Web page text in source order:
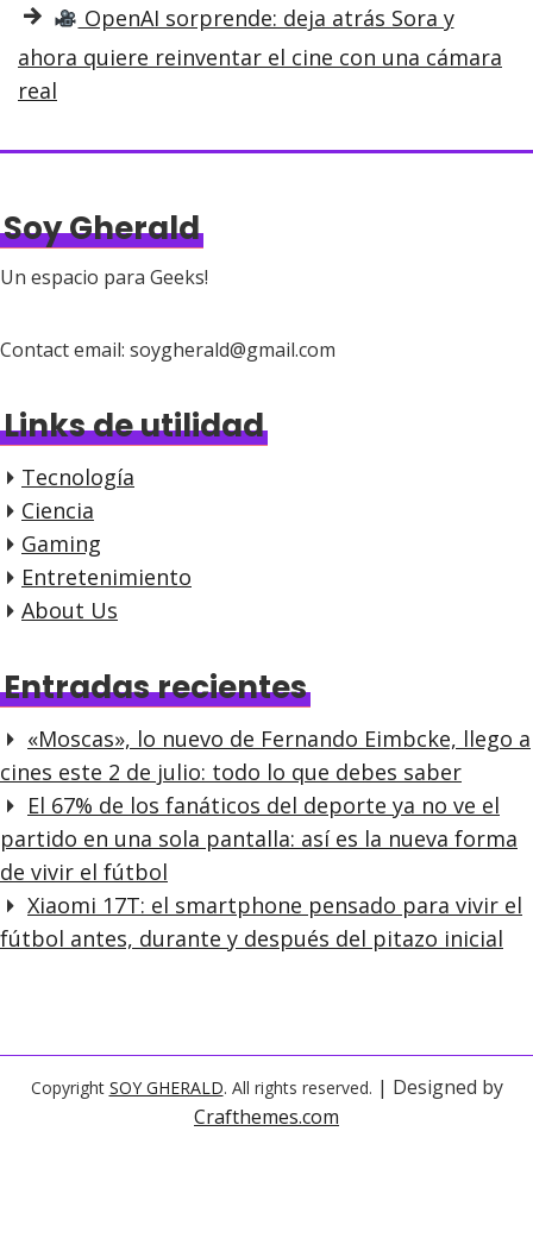
OpenAI sorprende: deja atrás Sora y
ahora quiere reinventar el cine con una cámara
real
Soy Gherald
Un espacio para Geeks!
Contact email: soygherald@gmail.com
Links de utilidad
Tecnología
Ciencia
Gaming
Entretenimiento
About Us
Entradas recientes
«Moscas», lo nuevo de Fernando Eimbcke, llego a
cines este 2 de julio: todo lo que debes saber
El 67% de los fanáticos del deporte ya no ve el
partido en una sola pantalla: así es la nueva forma
de vivir el fútbol
Xiaomi 17T: el smartphone pensado para vivir el
fútbol antes, durante y después del pitazo inicial
Copyright SOY GHERALD. All rights reserved. | Designed by
Crafthemes.com